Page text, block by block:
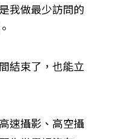
我做最少訪問的
結束了，也能立
速攝影、高空攝